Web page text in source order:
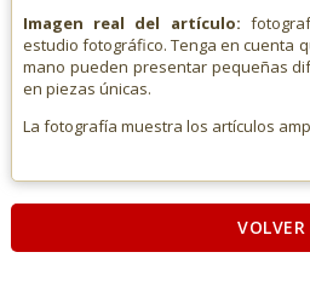
Imagen real del artículo:
estudio fotográfico. Tenga en cuenta
mano pueden presentar pequeñas
en piezas únicas.
La fotografía muestra los artículos
VOLVER